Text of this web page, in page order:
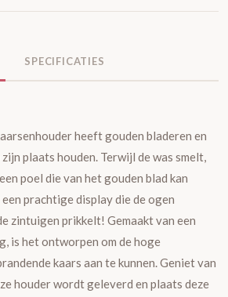
SPECIFICATIES
heeft gouden bladeren en
plaats houden. Terwijl de was smelt,
poel die van het gouden blad kan
prachtige display die de ogen
zintuigen prikkelt! Gemaakt van een
is het ontworpen om de hoge
kaars aan te kunnen. Geniet van
houder wordt geleverd en plaats deze